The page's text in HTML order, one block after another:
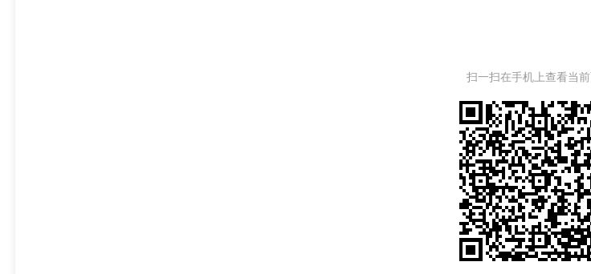
扫一扫在手机上查看当